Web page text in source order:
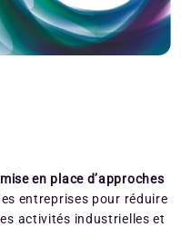
en place d’approches
entreprises pour réduire
activités industrielles et